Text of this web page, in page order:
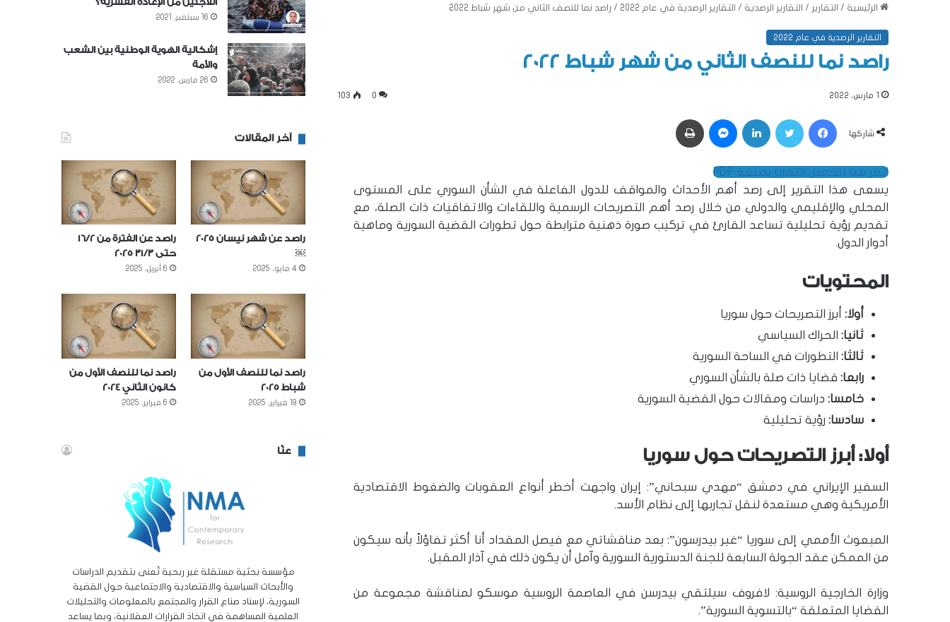
الرئيسية / التقارير / التقارير الرصدية / التقارير الرصدية في عام 2022 / راصد نما للنصف الثاني من شهر شباط 2022
التقارير الرصدية في عام 2022
راصد نما للنصف الثاني من شهر شباط 2022
0
103
شاركها
فيسبوك تويتر لينكدإن ماسنجر
انقر هنا لتحميل التقرير بصيغة PDF
يسعى هذا التقرير إلى رصد أهم الأحداث والمواقف للدول الفاعلة في الشأن السوري على المستوى
المحلي والإقليمي والدولي من خلال رصد أهم التصريحات الرسمية واللقاءات والاتفاقيات ذات الصلة، مع
تقديم رؤية تحليلية تساعد القارئ في تركيب صورة ذهنية مترابطة حول تطورات القضية السورية وماهية
أدوار الدول.
المحتويات
أولا: أبرز التصريحات حول سوريا
ثانيا: الحراك السياسي
ثالثا: التطورات في الساحة السورية
رابعا: قضايا ذات صلة بالشأن السوري
خامسا: دراسات ومقالات حول القضية السورية
سادسا: رؤية تحليلية
أولا: أبرز التصريحات حول سوريا
السفير الإيراني في دمشق “مهدي سبحاني”: إيران واجهت أخطر أنواع العقوبات والضغوط الاقتصادية
الأمريكية وهي مستعدة لنقل تجاربها إلى نظام الأسد.
المبعوث الأممي إلى سوريا “غير بيدرسون”: بعد مناقشاتي مع فيصل المقداد أنا أكثر تفاؤلاً بأنه سيكون
من الممكن عقد الجولة السابعة للجنة الدستورية السورية وآمل أن يكون ذلك في آذار المقبل.
وزارة الخارجية الروسية: لافروف سيلتقي بيدرسن في العاصمة الروسية موسكو لمناقشة مجموعة من
القضايا المتعلقة “بالتسوية السورية”.
16 سبتمبر، 2021
إشكالية الهوية الوطنية بين الشعب
والأمة
26 مارس، 2022
آخر المقالات
راصد عن شهر نيسان 2025
￼
4 مايو، 2025
راصد عن الفترة من 16/2
حتى 31/3 2025
6 أبريل، 2025
راصد نما للنصف الأول من
شباط 2025
19 فبراير، 2025
راصد نما للنصف الأول من
كانون الثاني 2024
6 فبراير، 2025
عنّا
مؤسسة بحثية مستقلة غير ربحية تُعنى بتقديم الدراسات
والأبحاث السياسية والاقتصادية والاجتماعية حول القضية
السورية، لإسناد صناع القرار والمجتمع بالمعلومات والتحليلات
العلمية المساهمة في اتخاذ القرارات العقلانية، وبما يساعد